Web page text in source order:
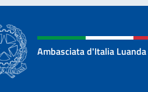
Ambasciata d'Italia Luanda